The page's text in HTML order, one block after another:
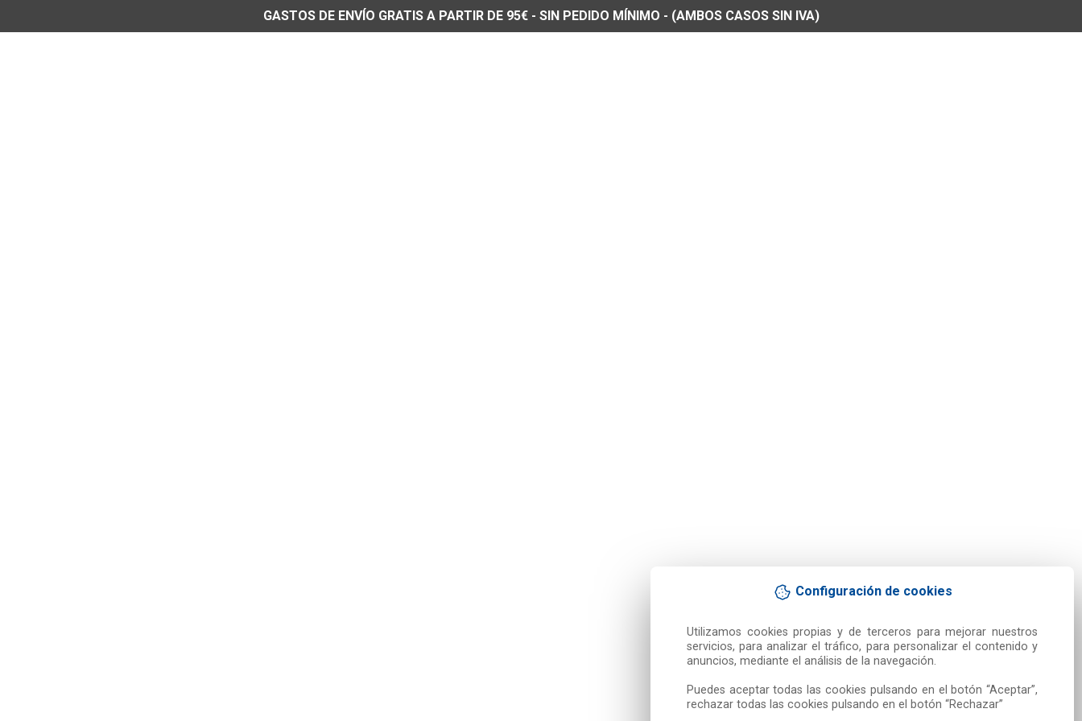
Configuración de cookies
Utilizamos cookies propias y de terceros para mejorar nuestros
servicios, para analizar el tráfico, para personalizar el contenido y
anuncios, mediante el análisis de la navegación.
Puedes aceptar todas las cookies pulsando en el botón “Aceptar”,
rechazar todas las cookies pulsando en el botón “Rechazar”
GASTOS DE ENVÍO GRATIS A PARTIR DE 95€ - SIN PEDIDO MÍNIMO - (AMBOS CASOS SIN IVA)